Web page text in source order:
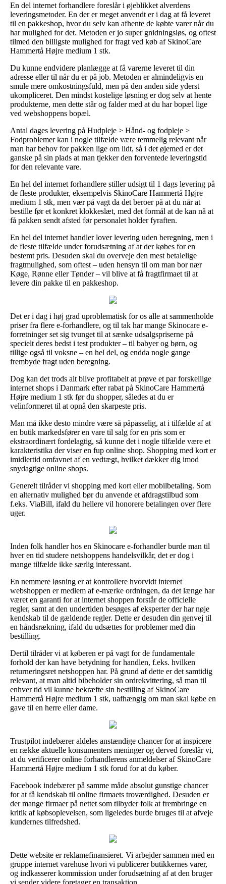
En del internet forhandlere foreslår i øjeblikket alverdens
leveringsmetoder. En der er meget anvendt er i dag at få leveret
til en pakkeshop, hvor du selv kan afhente de købte varer når du
har mulighed for det. Metoden er jo super gnidningsløs, og oftest
tilmed den billigste mulighed for fragt ved køb af SkinoCare
Hammertå Højre medium 1 stk.
Du kunne endvidere planlægge at få varerne leveret til din
adresse eller til når du er på job. Metoden er almindeligvis en
smule mere omkostningsfuld, men på den anden side yderst
ukompliceret. Den mindst kostelige løsning er dog selv at hente
produkterne, men dette står og falder med at du har bopæl lige
ved webshoppens bopæl.
Antal dages levering på Hudpleje > Hånd- og fodpleje >
Fodproblemer kan i nogle tilfælde være temmelig relevant når
man har behov for pakken lige om lidt, så i det øjemed er det
ganske på sin plads at man tjekker den forventede leveringstid
for den relevante vare.
En hel del internet forhandlere stiller udsigt til 1 dags levering på
de fleste produkter, eksempelvis SkinoCare Hammertå Højre
medium 1 stk, men vær på vagt da det beroer på at du når at
bestille før et konkret klokkeslæt, med det formål at de kan nå at
få pakken sendt afsted før personalet holder fyraften.
En hel del internet handler lover levering uden beregning, men i
de fleste tilfælde under forudsætning af at der købes for en
bestemt pris. Desuden skal du overveje den mest betalelige
fragtmulighed, som oftest – uden hensyn til om man bor nær
Køge, Rønne eller Tønder – vil blive at få fragtfirmaet til at
levere din pakke til en pakkeshop.
Det er i dag i høj grad uproblematisk for os alle at sammenholde
priser fra flere e-forhandlere, og til tak har mange Skinocare e-
forretninger set sig tvunget til at sænke udsalgspriserne på
specielt deres bedst i test produkter – til babyer og børn, og
tillige også til voksne – en hel del, og endda nogle gange
frembyde fragt uden beregning.
Dog kan det trods alt blive profitabelt at prøve et par forskellige
internet shops i Danmark efter rabat på SkinoCare Hammertå
Højre medium 1 stk før du shopper, således at du er
velinformeret til at opnå den skarpeste pris.
Man må ikke desto mindre være så påpasselig, at i tilfælde af at
en butik markedsfører en vare til salg for en pris som er
ekstraordinært fordelagtig, så kunne det i nogle tilfælde være et
karakteristika der viser en fup online shop. Shopping med kort er
imidlertid omfavnet af en vedtægt, hvilket dækker dig imod
snydagtige online shops.
Generelt tilråder vi shopping med kort eller mobilbetaling. Som
en alternativ mulighed bør du anvende et afdragstilbud som
f.eks. ViaBill, ifald du hellere vil honorere betalingen over flere
uger.
Inden folk handler hos en Skinocare e-forhandler burde man til
hver en tid studere netshoppens handelsvilkår, det er dog i
mange tilfælde ikke særlig interessant.
En nemmere løsning er at kontrollere hvorvidt internet
webshoppen er medlem af e-mærke ordningen, da det længe har
været en garanti for at internet shoppen forstår de officielle
regler, samt at den undertiden besøges af eksperter der har nøje
kendskab til de gældende regler. Dette er desuden din genvej til
en håndsrækning, ifald du udsættes for problemer med din
bestilling.
Dertil tilråder vi at køberen er på vagt for de fundamentale
forhold der kan have betydning for handlen, f.eks. hvilken
returneringsret netshoppen har. På grund af dette er det samtidig
relevant, at man altid bibeholder sin ordrekvittering, så man til
enhver tid vil kunne bekræfte sin bestilling af SkinoCare
Hammertå Højre medium 1 stk, uafhængig om man skal købe en
gave til en herre eller dame.
Trustpilot indebærer aldeles anstændige chancer for at inspicere
en række aktuelle konsumenters meninger og derved foreslår vi,
at du verificerer online forhandlerens anmeldelser af SkinoCare
Hammertå Højre medium 1 stk forud for at du køber.
Facebook indebærer på samme måde absolut gunstige chancer
for at få kendskab til online firmaets troværdighed. Desuden er
der mange firmaer på nettet som tilbyder folk at frembringe en
kritik af købsoplevelsen, som ligeledes burde bruges til at afveje
kundernes tilfredshed.
Dette website er reklamefinansieret. Vi arbejder sammen med en
gruppe internet varehuse hvori vi publicerer butikkernes varer,
og indkasserer kommission under forudsætning af at den bruger
vi sender videre foretager en transaktion.